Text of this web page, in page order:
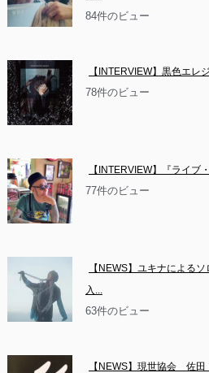
84件のビュー
【INTERVIEW】黒色エレ
78件のビュー
【INTERVIEW】『ライブ
77件のビュー
【NEWS】ユキナによる
入...
63件のビュー
【NEWS】現世協会　佐